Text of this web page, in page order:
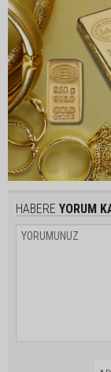
HABERE YORUM